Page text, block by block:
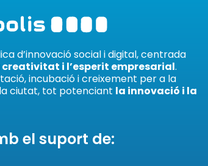
d’innovació social i digital, centrada
i l’esperit empresarial.
incubació i creixement per a la
ciutat, tot potenciant la innovació i la
el suport de: